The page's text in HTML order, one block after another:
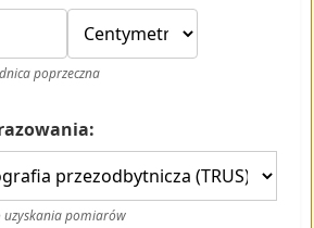
poprzeczna
uzyskania pomiarów